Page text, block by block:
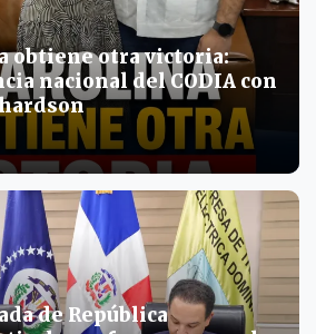
obtiene otra victoria:
nacional del CODIA con
de República